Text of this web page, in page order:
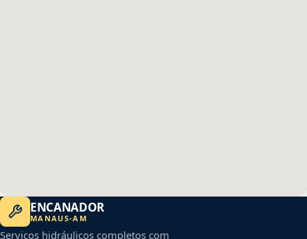
ENCANADOR
MANAUS-AM
Serviços hidráulicos completos com